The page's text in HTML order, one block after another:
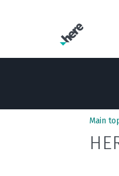
Main